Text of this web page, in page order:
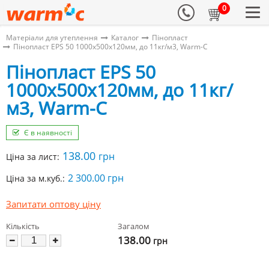
0
Матеріали для утеплення Каталог
Пінопласт
Пінопласт EPS 50 1000х500х120мм, до 11кг/м3, Warm-C
Пінопласт EPS 50
1000х500х120мм, до 11кг/
м3, Warm-C
Є в наявності
Ціна за лист: 138.00 грн
Ціна за м.куб.: 2 300.00 грн
Запитати оптову ціну
Кількість Загалом
138.00 грн